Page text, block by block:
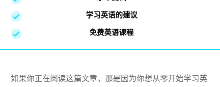
学习英语的建议
免费英语课程
如果你正在阅读这篇文章，那是因为你想从零开始学习英